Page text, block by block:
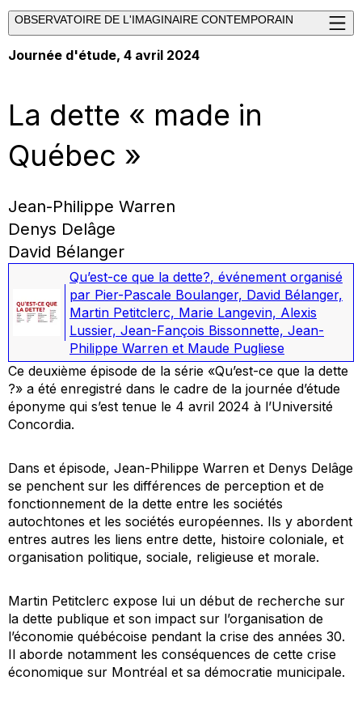
OBSERVATOIRE DE L'IMAGINAIRE CONTEMPORAIN
Journée d'étude, 4 avril 2024
La dette « made in
Québec »
Jean-Philippe Warren
Denys Delâge
David Bélanger
Qu’est-ce que la dette?, événement organisé
par Pier-Pascale Boulanger, David Bélanger,
Martin Petitclerc, Marie Langevin, Alexis
Lussier, Jean-Fançois Bissonnette, Jean-
Philippe Warren et Maude Pugliese
Ce deuxième épisode de la série «Qu’est-ce que la dette
?» a été enregistré dans le cadre de la journée d’étude
éponyme qui s’est tenue le 4 avril 2024 à l’Université
Concordia.
Dans et épisode, Jean-Philippe Warren et Denys Delâge
se penchent sur les différences de perception et de
fonctionnement de la dette entre les sociétés
autochtones et les sociétés européennes. Ils y abordent
entres autres les liens entre dette, histoire coloniale, et
organisation politique, sociale, religieuse et morale.
Martin Petitclerc expose lui un début de recherche sur
la dette publique et son impact sur l’organisation de
l’économie québécoise pendant la crise des années 30.
Il aborde notamment les conséquences de cette crise
économique sur Montréal et sa démocratie municipale.